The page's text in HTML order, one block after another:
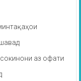
аз офати